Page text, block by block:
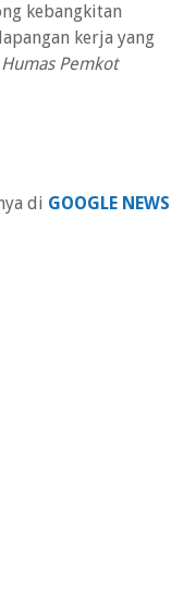
kebangkitan
kerja yang
Pemkot
di GOOGLE NEWS